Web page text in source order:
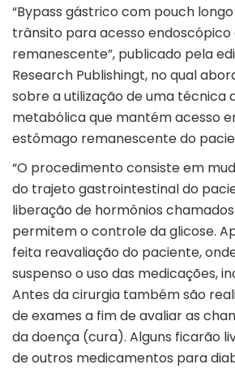
“Bypass gástrico com pouch
trânsito para acesso
remanescente”, publicado pela
Research Publishingt, no qual
sobre a utilização de uma técnica
metabólica que mantém acesso
estômago remanescente do
“O procedimento consiste em
do trajeto gastrointestinal do
liberação de hormônios
permitem o controle da glicose.
feita reavaliação do paciente,
suspenso o uso das medicações,
Antes da cirurgia também são
de exames a fim de avaliar as
da doença (cura). Alguns ficarão
de outros medicamentos para